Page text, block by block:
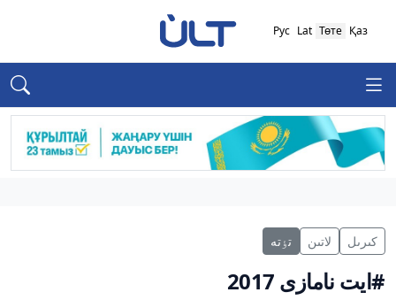
Қаз
Төте
Lat
Рус
كىرىل لاتىن تٶتە
#ايت نامازى 2017